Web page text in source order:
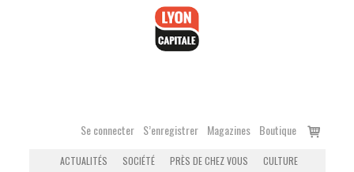
Se connecter S’enregistrer Magazines Boutique
Voir
ACTUALITÉS SOCIÉTÉ PRÈS DE CHEZ VOUS
CULTURE